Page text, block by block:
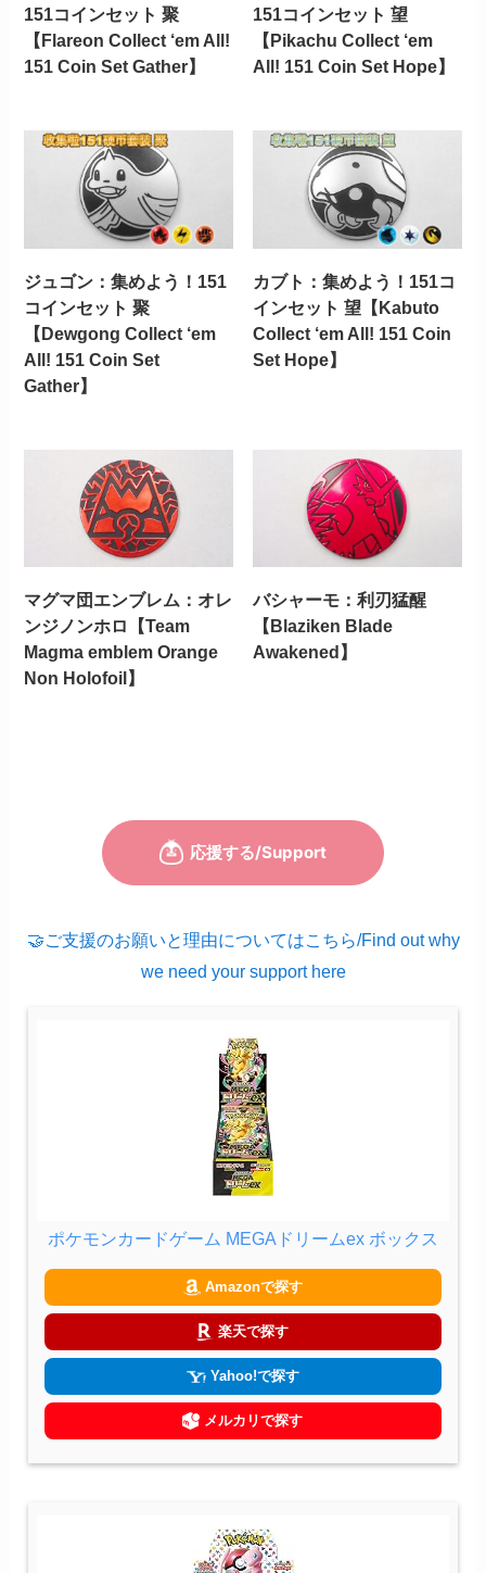
151コインセット 聚
【Flareon Collect ‘em All!
151 Coin Set Gather】
151コインセット 望
【Pikachu Collect ‘em
All! 151 Coin Set Hope】
ジュゴン：集めよう！151
コインセット 聚
【Dewgong Collect ‘em
All! 151 Coin Set
Gather】
カブト：集めよう！151コ
インセット 望【Kabuto
Collect ‘em All! 151 Coin
Set Hope】
マグマ団エンブレム：オレ
ンジノンホロ【Team
Magma emblem Orange
Non Holofoil】
バシャーモ：利刃猛醒
【Blaziken Blade
Awakened】
🤝ご支援のお願いと理由についてはこちら/Find out why
we need your support here
ポケモンカードゲーム MEGAドリームex ボックス
Amazonで探す
楽天で探す
Yahoo!で探す
メルカリで探す